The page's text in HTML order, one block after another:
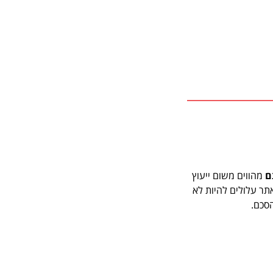
מהווים משום ייעוץ
עלולים להיות לא